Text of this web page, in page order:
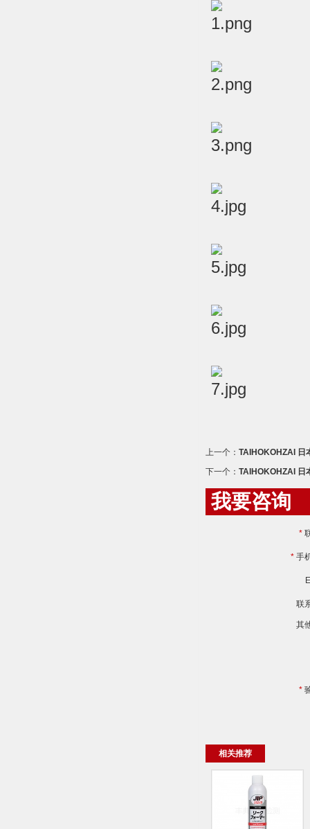
上一个： TAIHOKOHZAI 日
下一个： TAIHOKOHZAI 日
我要咨询
*
* 手
联
其
*
相关推荐